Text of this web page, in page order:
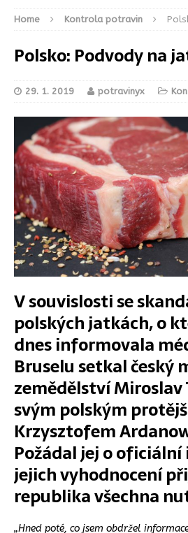
Home Kontrola potravin
Polsko: Podvody na
29. 1. 2019 potravinyx
V souvislosti se
polských jatkách, o
dnes informovala
Bruselu setkal český
zemědělství Miroslav
svým polským
Krzysztofem
Požádal jej o
jejich vyhodnocení
republika všechna
„Hned poté, co jsem obdržel